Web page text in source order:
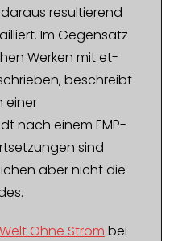
resultierend
Im Gegensatz
Werken mit et-
beschreibt
einer
nach einem EMP-
sind
aber nicht die
Ohne Strom bei